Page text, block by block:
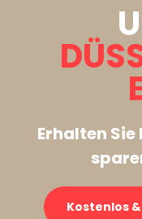
Erhalten Sie
Kostenlos